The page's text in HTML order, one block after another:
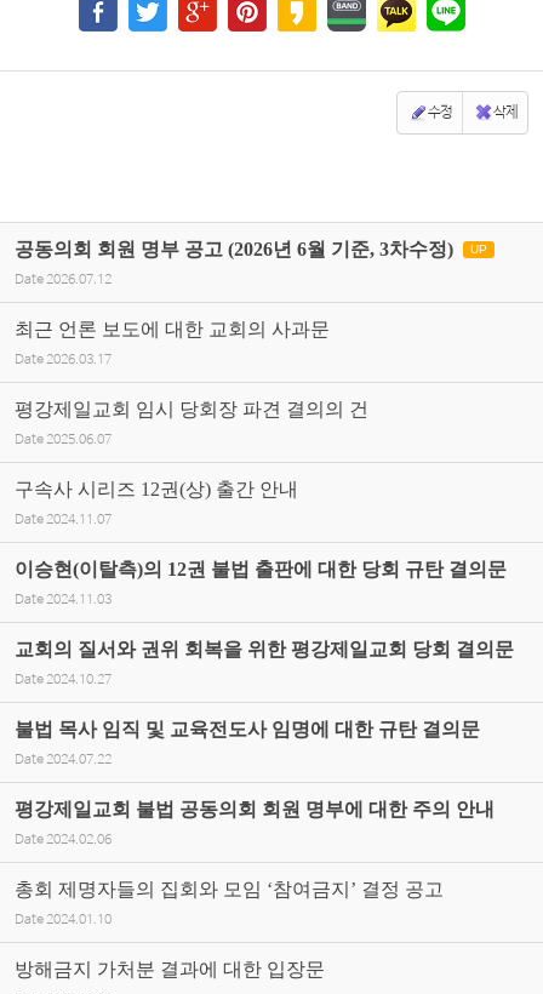
수정 삭제
공동의회 회원 명부 공고 (2026년 6월 기준, 3차수정) UP
Date 2026.07.12
최근 언론 보도에 대한 교회의 사과문
Date 2026.03.17
평강제일교회 임시 당회장 파견 결의의 건
Date 2025.06.07
구속사 시리즈 12권(상) 출간 안내
Date 2024.11.07
이승현(이탈측)의 12권 불법 출판에 대한 당회 규탄 결의문
Date 2024.11.03
교회의 질서와 권위 회복을 위한 평강제일교회 당회 결의문
Date 2024.10.27
불법 목사 임직 및 교육전도사 임명에 대한 규탄 결의문
Date 2024.07.22
평강제일교회 불법 공동의회 회원 명부에 대한 주의 안내
Date 2024.02.06
총회 제명자들의 집회와 모임 ‘참여금지’ 결정 공고
Date 2024.01.10
방해금지 가처분 결과에 대한 입장문